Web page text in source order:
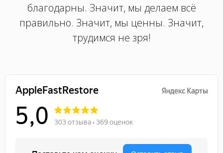
благодарны. Значит, мы делаем всё
правильно. Значит, мы ценны. Значит,
трудимся не зря!